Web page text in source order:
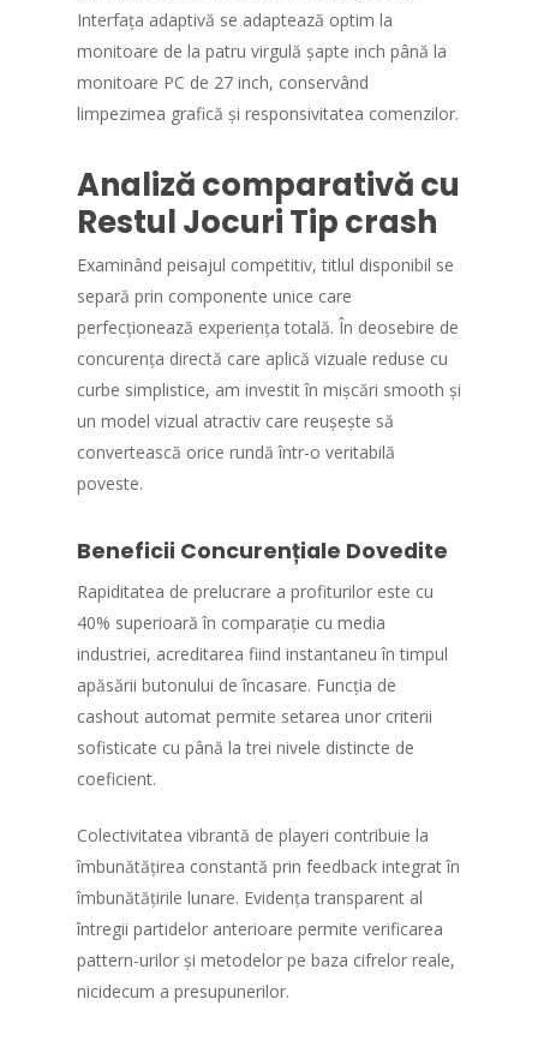
Interfața adaptivă se adaptează optim la
monitoare de la patru virgulă șapte inch până la
monitoare PC de 27 inch, conservând
limpezimea grafică și responsivitatea comenzilor.
Analiză comparativă cu
Restul Jocuri Tip crash
Examinând peisajul competitiv, titlul disponibil se
separă prin componente unice care
perfecționează experiența totală. În deosebire de
concurența directă care aplică vizuale reduse cu
curbe simplistice, am investit în mișcări smooth și
un model vizual atractiv care reușește să
convertească orice rundă într-o veritabilă
poveste.
Beneficii Concurențiale Dovedite
Rapiditatea de prelucrare a profiturilor este cu
40% superioară în comparație cu media
industriei, acreditarea fiind instantaneu în timpul
apăsării butonului de încasare. Funcția de
cashout automat permite setarea unor criterii
sofisticate cu până la trei nivele distincte de
coeficient.
Colectivitatea vibrantă de playeri contribuie la
îmbunătățirea constantă prin feedback integrat în
îmbunătățirile lunare. Evidența transparent al
întregii partidelor anterioare permite verificarea
pattern-urilor și metodelor pe baza cifrelor reale,
nicidecum a presupunerilor.